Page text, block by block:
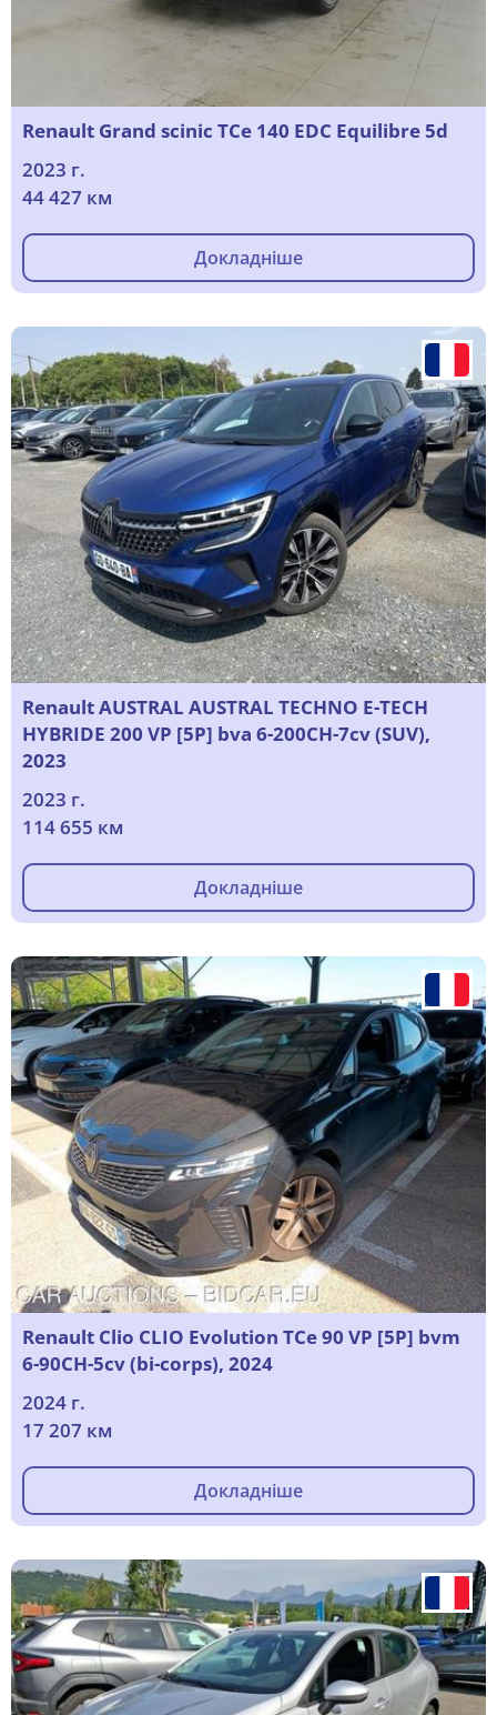
Renault Grand scinic TCe 140 EDC Equilibre 5d
2023 г.
44 427 км
Докладніше
Renault AUSTRAL AUSTRAL TECHNO E-TECH
HYBRIDE 200 VP [5P] bva 6-200CH-7cv (SUV),
2023
2023 г.
114 655 км
Докладніше
Renault Clio CLIO Evolution TCe 90 VP [5P] bvm
6-90CH-5cv (bi-corps), 2024
2024 г.
17 207 км
Докладніше